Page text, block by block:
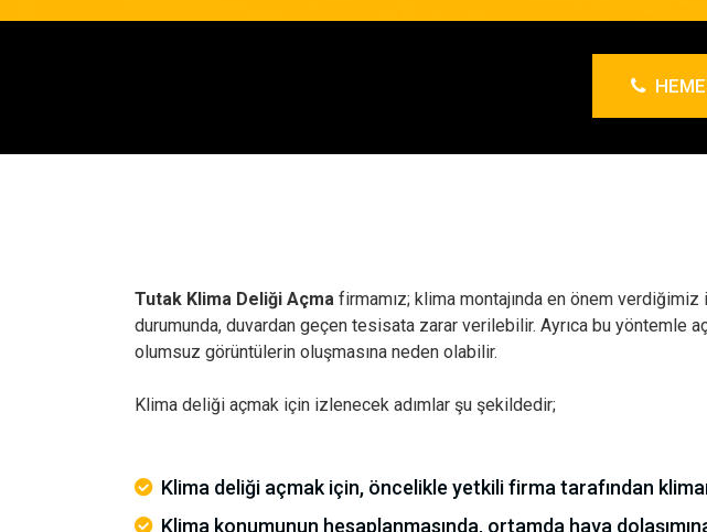
Tutak Klima Deliği Açma firmamız; klima montajında en önem
durumunda, duvardan geçen tesisata zarar verilebilir. Ayrıca bu yöntemle
olumsuz görüntülerin oluşmasına neden olabilir.
Klima deliği açmak için izlenecek adımlar şu şekildedir;
Klima deliği açmak için, öncelikle yetkili firma tarafından
Klima konumunun hesaplanmasında, ortamda hava